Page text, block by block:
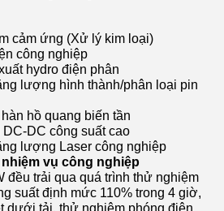
cảm ứng (Xử lý kim loại)
công nghiệp
hydro điện phân
lượng hình thành/phân loại pin
hồ quang biến tần
DC công suất cao
lượng Laser công nghiệp
vụ công nghiệp
đều trải qua quá trình thử nghiệm
suất định mức 110% trong 4 giờ,
dưới tải, thử nghiệm phóng điện